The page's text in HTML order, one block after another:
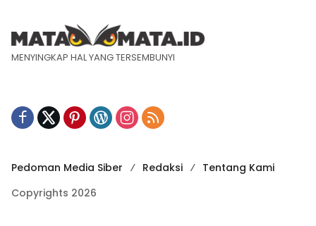
MENYINGKAP HAL YANG TERSEMBUNYI
Pedoman Media Siber Redaksi
Tentang Kami
Copyrights 2026